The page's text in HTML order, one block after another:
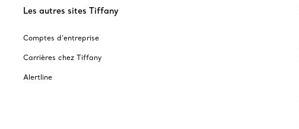
Les autres sites Tiffany
Comptes d’entreprise
Carrières chez Tiffany
Alertline